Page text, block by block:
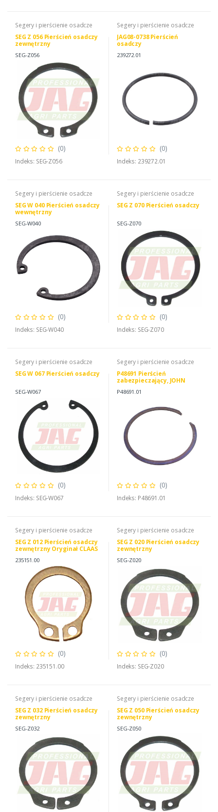
Segery i pierścienie osadcze
SEG Z 056 Pierścień osadczy
zewnętrzny
SEG-Z056
(0)
Indeks: SEG-Z056
Segery i pierścienie osadcze
JAG08-0738 Pierścień
osadczy
239272.01
(0)
Indeks: 239272.01
Segery i pierścienie osadcze
SEG W 040 Pierścień osadczy
wewnętrzny
SEG-W040
(0)
Indeks: SEG-W040
Segery i pierścienie osadcze
SEG Z 070 Pierścień osadczy
SEG-Z070
(0)
Indeks: SEG-Z070
Segery i pierścienie osadcze
SEG W 067 Pierścień osadczy
SEG-W067
(0)
Indeks: SEG-W067
Segery i pierścienie osadcze
P48691 Pierścień
zabezpieczający, JOHN
P48691.01
(0)
Indeks: P48691.01
Segery i pierścienie osadcze
SEG Z 012 Pierścień osadczy
zewnętrzny Oryginał CLAAS
235151.00
(0)
Indeks: 235151.00
Segery i pierścienie osadcze
SEG Z 020 Pierścień osadczy
zewnętrzny
SEG-Z020
(0)
Indeks: SEG-Z020
Segery i pierścienie osadcze
SEG Z 032 Pierścień osadczy
zewnętrzny
SEG-Z032
Segery i pierścienie osadcze
SEG Z 050 Pierścień osadczy
zewnętrzny
SEG-Z050